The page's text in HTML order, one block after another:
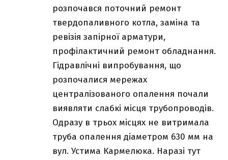
розпочався поточний ремонт
твердопаливного котла, заміна та
ревізія запірної арматури,
профілактичний ремонт обладнання.
Гідравлічні випробування, що
розпочалися мережах
централізованого опалення почали
виявляти слабкі місця трубопроводів.
Одразу в трьох місцях не витримала
труба опалення діаметром 630 мм на
вул. Устима Кармелюка. Наразі тут